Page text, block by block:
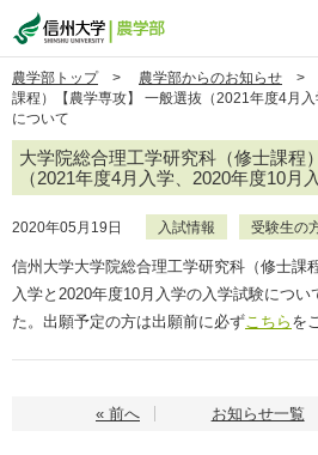
農学部トップ> 農学部からのお知らせ >
課程）【農学専攻】 一般選抜（2021年度4月
について
大学院総合理工学研究科（修士課程
（2021年度4月入学、2020年度10月
2020年05月19日 入試情報 受験生の
信州大学大学院総合理工学研究科（修士課
入学と2020年度10月入学の入学試験につい
た。出願予定の方は出願前に必ずこちら を
« 前へ お知らせ一覧